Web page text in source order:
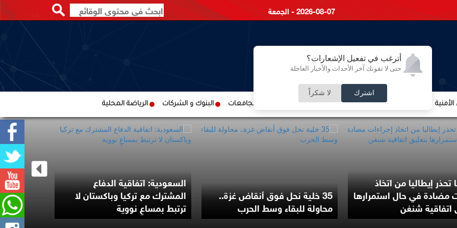
أترغب في تفعيل الإشعارات؟
حتى لا تفوتك آخر الأحداث والأخبار العاجلة
اشترك لا شكراً
2026-08-07 - الجمعة
الشؤون الإقتصادية الشؤون البرلمانية التعليم والجامعات البنوك و الشركات الرياضة المحلية
تحذر إيطاليا من اتخاذ
مضادة في حال استمرارها
اتفاقية شنغن
35 خلية نحل فوق أنقاض غزة..
محاولة للبقاء وسط الحرب
السعودية: اتفاقية الدفاع
المشترك مع تركيا وباكستان لا
ترتبط بمساعٍ نووية
مستشفى
الطبي
الحالي